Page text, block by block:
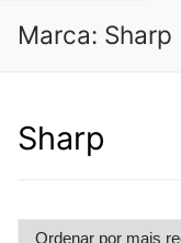
Marca: Sharp
Sharp